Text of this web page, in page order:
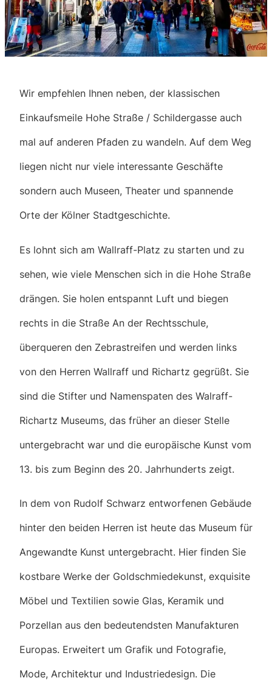
Wir empfehlen Ihnen neben, der klassischen
Einkaufsmeile Hohe Straße / Schildergasse auch
mal auf anderen Pfaden zu wandeln. Auf dem Weg
liegen nicht nur viele interessante Geschäfte
sondern auch Museen, Theater und spannende
Orte der Kölner Stadtgeschichte.
Es lohnt sich am Wallraff-Platz zu starten und zu
sehen, wie viele Menschen sich in die Hohe Straße
drängen. Sie holen entspannt Luft und biegen
rechts in die Straße An der Rechtsschule,
überqueren den Zebrastreifen und werden links
von den Herren Wallraff und Richartz gegrüßt. Sie
sind die Stifter und Namenspaten des Walraff-
Richartz Museums, das früher an dieser Stelle
untergebracht war und die europäische Kunst vom
13. bis zum Beginn des 20. Jahrhunderts zeigt.
In dem von Rudolf Schwarz entworfenen Gebäude
hinter den beiden Herren ist heute das Museum für
Angewandte Kunst untergebracht. Hier finden Sie
kostbare Werke der Goldschmiedekunst, exquisite
Möbel und Textilien sowie Glas, Keramik und
Porzellan aus den bedeutendsten Manufakturen
Europas. Erweitert um Grafik und Fotografie,
Mode, Architektur und Industriedesign. Die